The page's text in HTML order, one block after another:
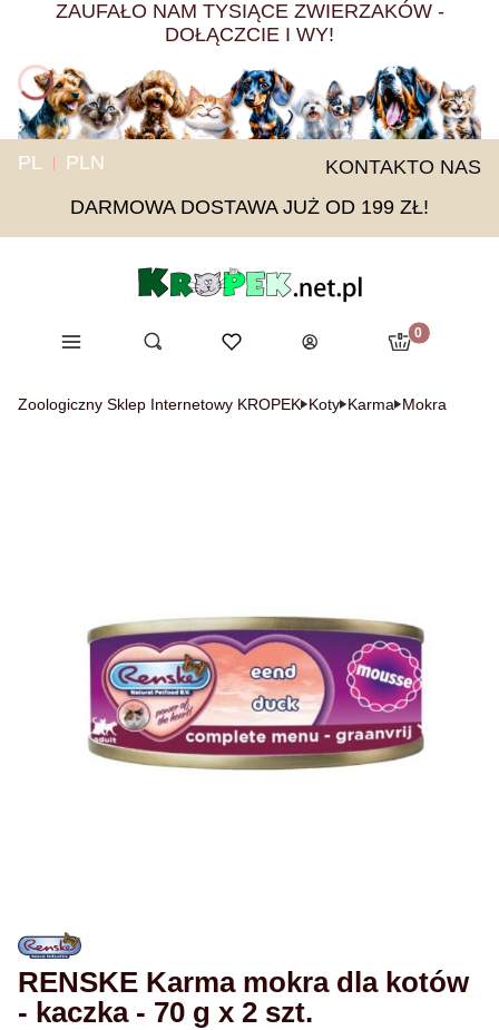
ZAUFAŁO NAM TYSIĄCE ZWIERZAKÓW -
DOŁĄCZCIE I WY!
PL PLN KONTAKTO NAS
DARMOWA DOSTAWA JUŻ OD 199 ZŁ!
Menu Otwórz wyszukiwarkę
Szukaj Ulubione
Zaloguj się
Produkty w
Koszyk
Zoologiczny Sklep Internetowy KROPEK Koty Karma Mokra
RENSKE Karma mokra dla kotów
- kaczka - 70 g x 2 szt.